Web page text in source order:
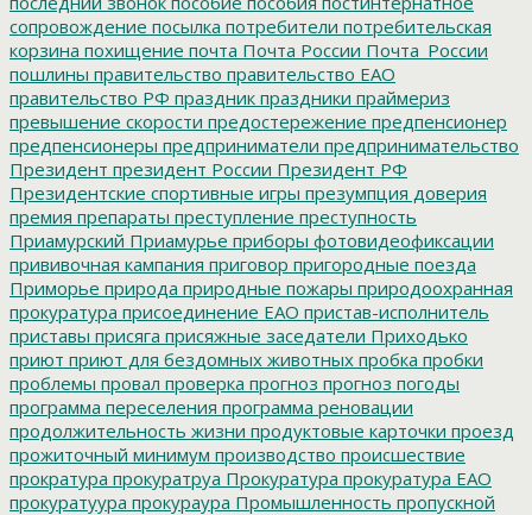
сопровождение посылка потребители потребительская
корзина похищение почта Почта России Почта_России
пошлины правительство правительство ЕАО
правительство РФ праздник праздники праймериз
превышение скорости предостережение предпенсионер
предпенсионеры предприниматели предпринимательство
Президент президент России Президент РФ
Президентские спортивные игры презумпция доверия
премия препараты преступление преступность
Приамурский Приамурье приборы фотовидеофиксации
прививочная кампания приговор пригородные поезда
Приморье природа природные пожары природоохранная
прокуратура присоединение ЕАО пристав-исполнитель
приставы присяга присяжные заседатели Приходько
приют приют для бездомных животных пробка пробки
проблемы провал проверка прогноз прогноз погоды
программа переселения программа реновации
продолжительность жизни продуктовые карточки проезд
прожиточный минимум производство происшествие
прократура прокуратруа Прокуратура прокуратура ЕАО
прокуратуура прокураура Промышленность пропускной